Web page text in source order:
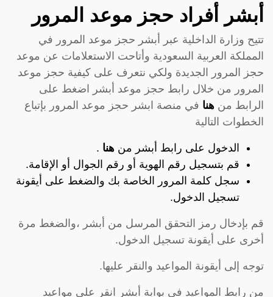
أبشر أفراد حجز موعد المرور
تتيح وزارة الداخلية عبر أبشر حجز موعد المرور في
المملكة العربية السعودية وأتاحت الاستعلامات عن موعد
حجز المرور الجديدة ولكي نتعرف على كيفية حجز موعد
المرور من خلال رابط حجز موعد أبشر اضغط على
الرابط من هنا في منصة ابشر حجز موعد المرور بإتباع
الخطوات التالية
الدخول على رابط أبشر من هنا .
قم بتسجيل رقم الهوية أو رقم الجوال أو الإقامة.
سجل كلمة المرور الخاصة بك والضغط على أيقونة
تسجيل الدخول.
قم بإدخال رمز التحقق المرسل من أبشر ،والضغط مرة
أخرى على أيقونة تسجيل الدخول.
توجه إلى أيقونة المواعيد والنقر عليها.
من رابط المواعيد في بوابة أبشر انقر على مواعيد